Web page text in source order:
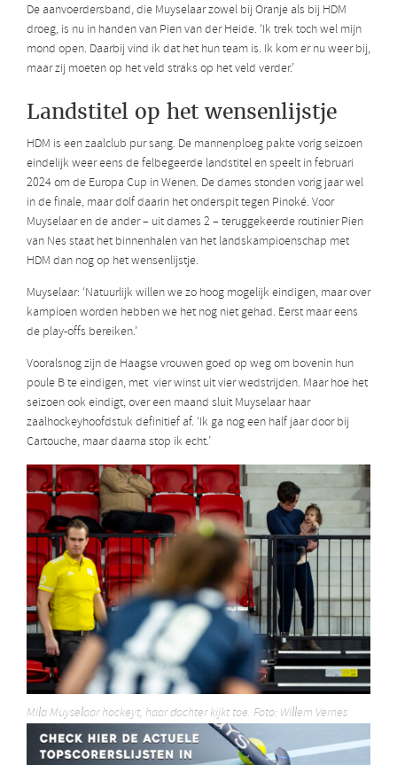
De aanvoerdersband, die Muyselaar zowel bij Oranje als bij HDM
droeg, is nu in handen van Pien van der Heide. ‘Ik trek toch wel mijn
mond open. Daarbij vind ik dat het hun team is. Ik kom er nu weer bij,
maar zij moeten op het veld straks op het veld verder.’
Landstitel op het wensenlijstje
HDM is een zaalclub pur sang. De mannenploeg pakte vorig seizoen
eindelijk weer eens de felbegeerde landstitel en speelt in februari
2024 om de Europa Cup in Wenen. De dames stonden vorig jaar wel
in de finale, maar dolf daarin het onderspit tegen Pinoké. Voor
Muyselaar en de ander – uit dames 2 – teruggekeerde routinier Pien
van Nes staat het binnenhalen van het landskampioenschap met
HDM dan nog op het wensenlijstje.
Muyselaar: ‘Natuurlijk willen we zo hoog mogelijk eindigen, maar over
kampioen worden hebben we het nog niet gehad. Eerst maar eens
de play-offs bereiken.’
Vooralsnog zijn de Haagse vrouwen goed op weg om bovenin hun
poule B te eindigen, met vier winst uit vier wedstrijden. Maar hoe het
seizoen ook eindigt, over een maand sluit Muyselaar haar
zaalhockeyhoofdstuk definitief af. ‘Ik ga nog een half jaar door bij
Cartouche, maar daarna stop ik echt.’
Mila Muyselaar hockeyt, haar dochter kijkt toe. Foto: Willem Vernes